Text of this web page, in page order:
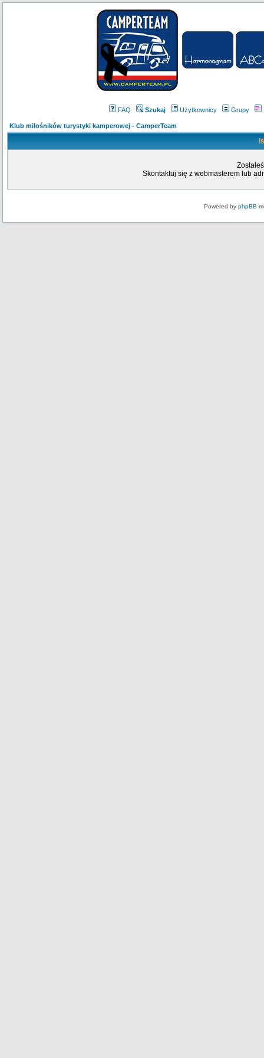
FAQ Szukaj Użytkownicy Grupy
Klub miłośników turystyki kamperowej - CamperTeam
Skontaktuj się z webmasterem lub
Powered by phpBB